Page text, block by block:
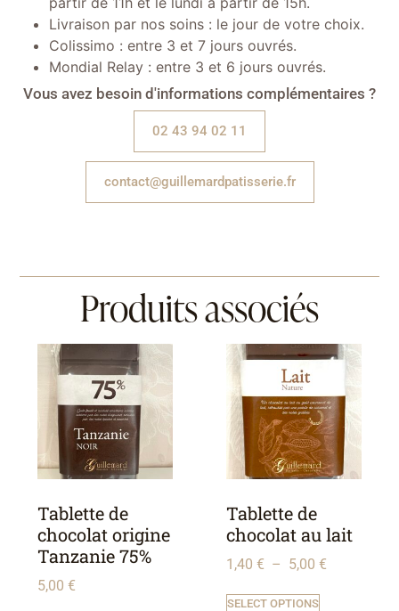
Livraison par nos soins : le jour de votre choix.
Colissimo : entre 3 et 7 jours ouvrés.
Mondial Relay : entre 3 et 6 jours ouvrés.
Vous avez besoin d'informations complémentaires ?
02 43 94 02 11
contact@guillemardpatisserie.fr
Produits associés
Tablette de
chocolat origine
Tanzanie 75%
5,00€
Tablette de
chocolat au lait
1,40 € – 5,00 €
SELECT OPTIONS